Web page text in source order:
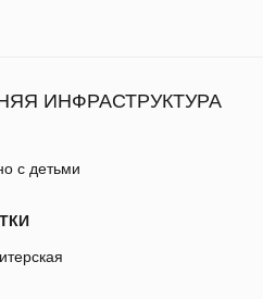
ИНФРАСТРУКТУРА
с детьми